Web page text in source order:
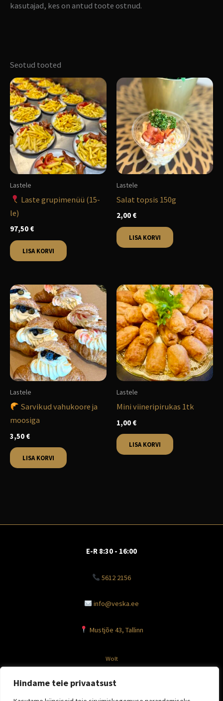
Hindame teie privaatsust
kasutajad, kes on antud toote ostnud.
Seotud tooted
Lastele
Laste grupimenüü (15-
le)
97,50 €
LISA KORVI
Lastele
Salat topsis 150g
2,00 €
LISA KORVI
Lastele
Sarvikud vahukoore ja
moosiga
3,50 €
LISA KORVI
Lastele
Mini viineripirukas 1tk
1,00 €
LISA KORVI
E-R 8:30 - 16:00
5612 2156
info@veska.ee
Mustjõe 43, Tallinn
Wolt
Instagram